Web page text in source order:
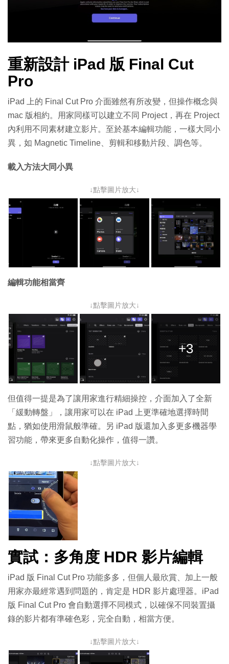
重新設計 iPad 版 Final Cut
Pro
iPad 上的 Final Cut Pro 介面雖然有所改變，但操作概念與
mac 版相約。用家同樣可以建立不同 Project，再在 Project
內利用不同素材建立影片。至於基本編輯功能，一樣大同小
異，如 Magnetic Timeline、剪輯和移動⽚段、調⾊等。
載入方法大同小異
↓點擊圖片放大↓
編輯功能相當齊
↓點擊圖片放大↓
+3
但值得一提是為了讓用家進行精細操控，介面加入了全新
「緩動轉盤」，讓用家可以在 iPad 上更準確地選擇時間
點，猶如使用滑鼠般準確。另 iPad 版還加入多更多機器學
習功能，帶來更多自動化操作，值得一讚。
↓點擊圖片放大↓
實試：多角度 HDR 影片編輯
iPad 版 Final Cut Pro 功能多多，但個人最欣賞、加上一般
用家亦最經常遇到問題的，肯定是 HDR 影片處理器。iPad
版 Final Cut Pro 會自動選擇不同模式，以確保不同裝置攝
錄的影片都有準確色彩，完全自動，相當方便。
↓點擊圖片放大↓